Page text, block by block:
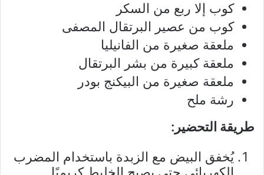
كوب إلا ربع من السكر
كوب من عصير البرتقال المصفى
ملعقة صغيرة من الفانيليا
ملعقة كبيرة من بشر البرتقال
ملعقة صغيرة من البيكنج بودر
رشة ملح
طريقة التحضير:
يُخفق البيض مع الزبدة باستخدام المضرب